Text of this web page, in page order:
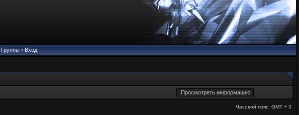
Группы• Вход
Часовой пояс: GMT + 3